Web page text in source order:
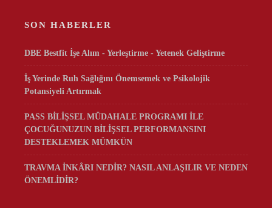
SON HABERLER
DBE Bestfit İşe Alım - Yerleştirme - Yetenek Geliştirme
İş Yerinde Ruh Sağlığını Önemsemek ve Psikolojik
Potansiyeli Artırmak
PASS BİLİŞSEL MÜDAHALE PROGRAMI İLE
ÇOCUĞUNUZUN BİLİŞSEL PERFORMANSINI
DESTEKLEMEK MÜMKÜN
TRAVMA İNKÂRI NEDİR? NASIL ANLAŞILIR VE NEDEN
ÖNEMLİDİR?